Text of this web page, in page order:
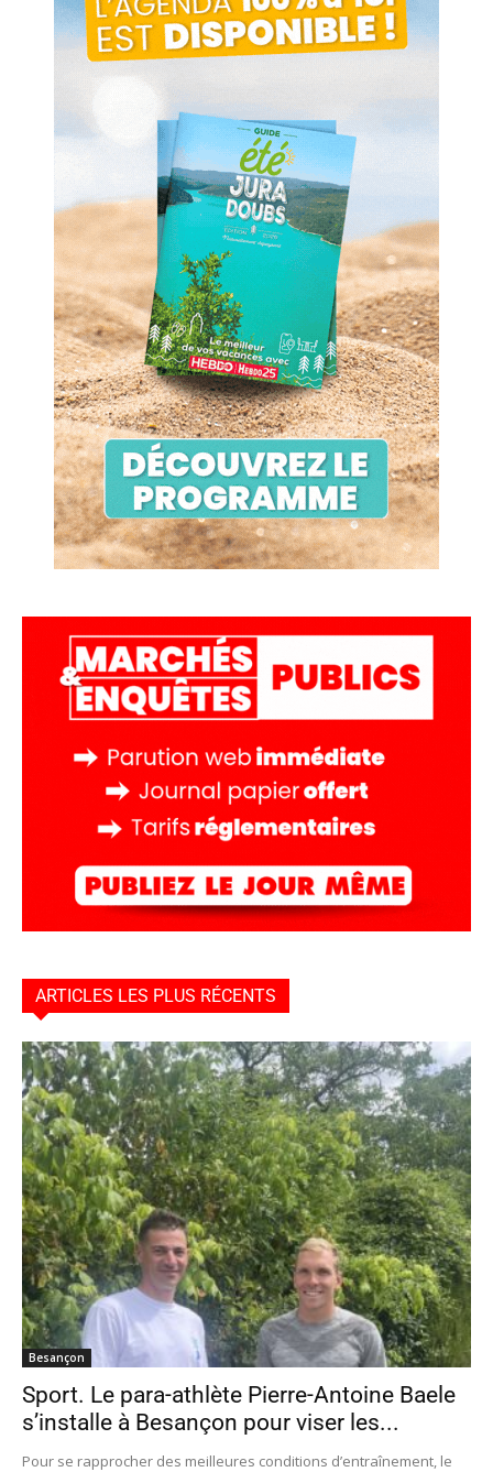
ARTICLES LES PLUS RÉCENTS
Besançon
Sport. Le para-athlète Pierre-Antoine Baele
s’installe à Besançon pour viser les...
Pour se rapprocher des meilleures conditions d’entraînement, le